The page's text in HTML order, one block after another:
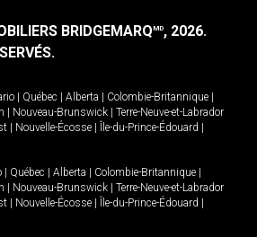
BRIDGEMARQMD, 2026.
Québec Alberta Colombie-Britannique
Nouveau-Brunswick
Terre-Neuve-et-Labrador
Nouvelle-Écosse Île-du-Prince-Édouard
Québec Alberta Colombie-Britannique
Nouveau-Brunswick
Terre-Neuve-et-Labrador
Nouvelle-Écosse Île-du-Prince-Édouard